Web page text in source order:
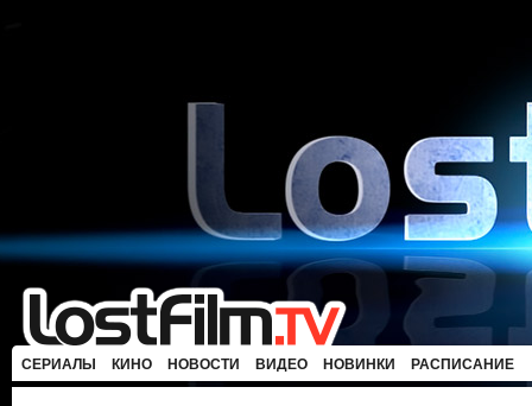
СЕРИАЛЫ КИНО НОВОСТИ ВИДЕО НОВИНКИ РАСПИСАНИЕ